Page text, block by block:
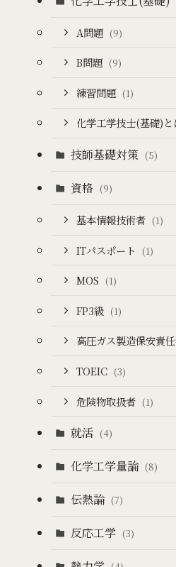
A問題 (9)
B問題 (9)
練習問題 (1)
化学工学技士(基礎)と
技師基礎対策 (5)
資格 (9)
基本情報技術者 (1)
ITパスポート (1)
MOS (1)
FP3級 (1)
高圧ガス製造保安責
TOEIC (3)
危険物取扱者 (1)
就活 (4)
化学工学量論 (8)
伝熱論 (7)
反応工学 (3)